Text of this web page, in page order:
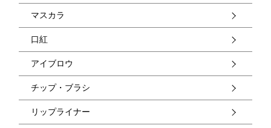
マスカラ
口紅
アイブロウ
チップ・ブラシ
リップライナー